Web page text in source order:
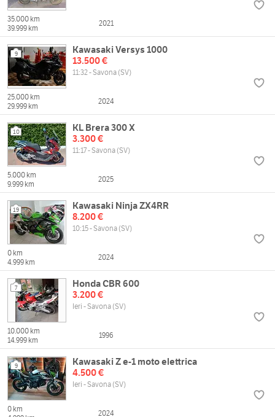
35.000 km
39.999 km
2021
9
Kawasaki Versys 1000
13.500 €
11:32 - Savona (SV)
25.000 km
29.999 km
2024
10
KL Brera 300 X
3.300 €
11:17 - Savona (SV)
5.000 km
9.999 km
2025
19
Kawasaki Ninja ZX4RR
8.200 €
10:15 - Savona (SV)
0 km
4.999 km
2024
7
Honda CBR 600
3.200 €
Ieri - Savona (SV)
10.000 km
14.999 km
1996
9
Kawasaki Z e-1 moto elettrica
4.500 €
Ieri - Savona (SV)
0 km
2024